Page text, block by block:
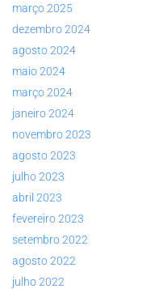
março 2025
dezembro 2024
agosto 2024
maio 2024
março 2024
janeiro 2024
novembro 2023
agosto 2023
julho 2023
abril 2023
fevereiro 2023
setembro 2022
agosto 2022
julho 2022